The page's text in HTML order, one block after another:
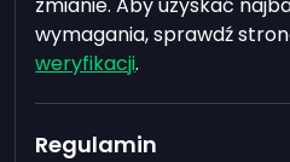
wymagania, sprawdź
weryfikacji.
Regulamin